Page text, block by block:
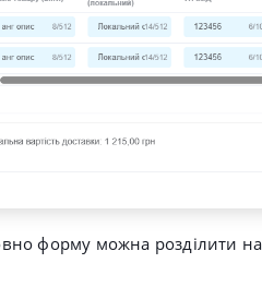
форму можна розділити